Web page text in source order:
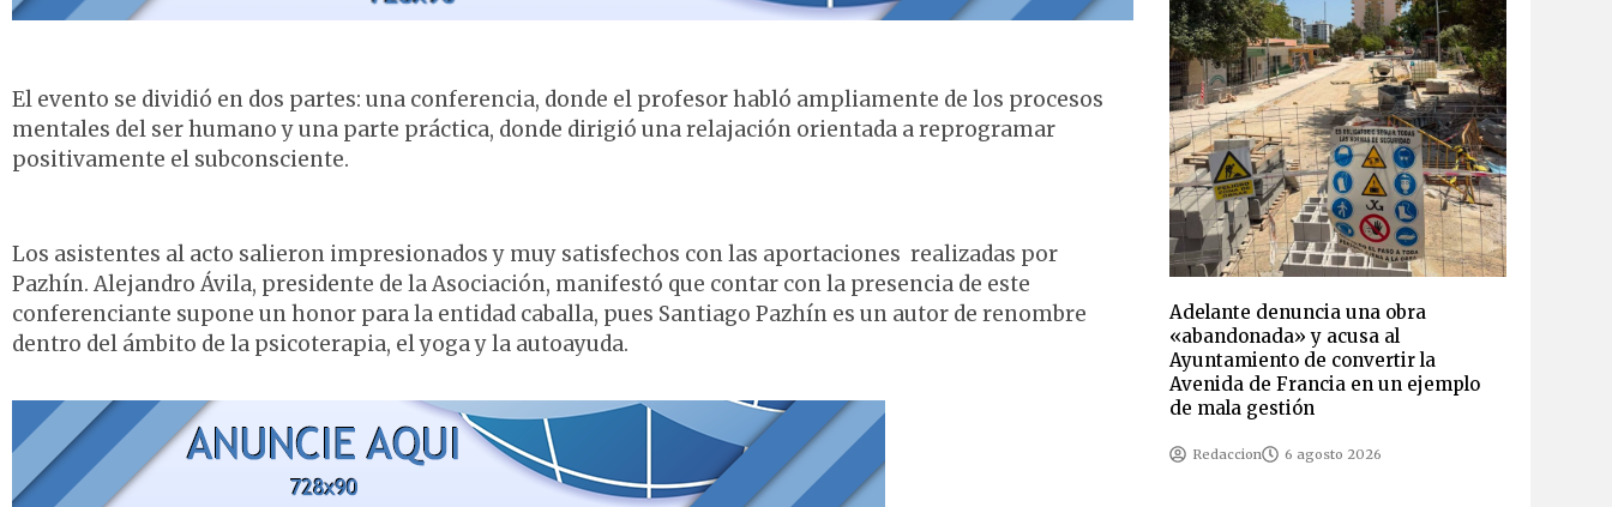
El evento se dividió en dos partes: una conferencia, donde el profesor habló ampliamente de los procesos
mentales del ser humano y una parte práctica, donde dirigió una relajación orientada a reprogramar
positivamente el subconsciente.
Los asistentes al acto salieron impresionados y muy satisfechos con las aportaciones realizadas por
Pazhín. Alejandro Ávila, presidente de la Asociación, manifestó que contar con la presencia de este
conferenciante supone un honor para la entidad caballa, pues Santiago Pazhín es un autor de renombre
dentro del ámbito de la psicoterapia, el yoga y la autoayuda.
Adelante denuncia una obra
«abandonada» y acusa al
Ayuntamiento de convertir la
Avenida de Francia en un ejemplo
de mala gestión
Redaccion 6 agosto 2026